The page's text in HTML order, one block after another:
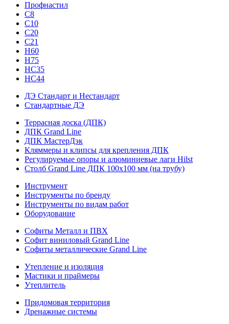
Профнастил
С8
С10
С20
С21
H60
H75
HС35
НС44
ДЭ Стандарт и Нестандарт
Стандартные ДЭ
Террасная доска (ДПК)
ДПК Grand Line
ДПК МастерДэк
Кляммеры и клипсы для крепления ДПК
Регулируемые опоры и алюминиевые лаги Hilst
Столб Grand Line ДПК 100х100 мм (на трубу)
Инструмент
Инструменты по бренду
Инструменты по видам работ
Оборудование
Софиты Металл и ПВХ
Софит виниловый Grand Line
Софиты металлические Grand Line
Утепление и изоляция
Мастики и праймеры
Утеплитель
Придомовая территория
Дренажные системы